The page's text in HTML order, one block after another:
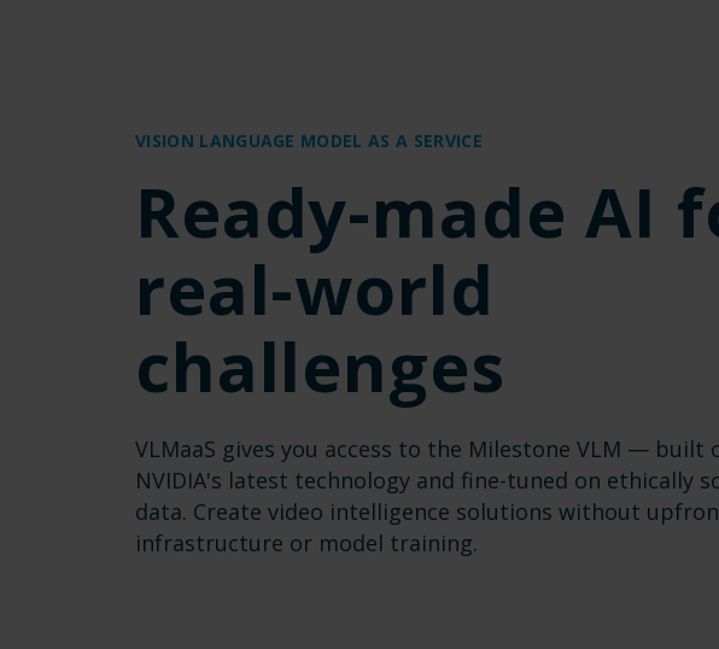
VISION LANGUAGE MODEL AS A SERVICE
Ready-made AI
real-world
challenges
VLMaaS gives you access to the Milestone VLM — built
NVIDIA's latest technology and fine-tuned on ethically
data. Create video intelligence solutions without
infrastructure or model training.